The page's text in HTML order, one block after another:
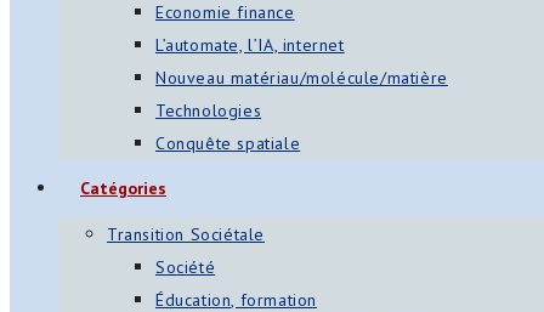
Economie finance
L’automate, l’IA, internet
Nouveau matériau/molécule/matière
Technologies
Conquête spatiale
Catégories
Transition Sociétale
Société
Éducation, formation